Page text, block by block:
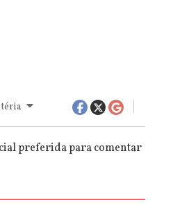
preferida para comentar